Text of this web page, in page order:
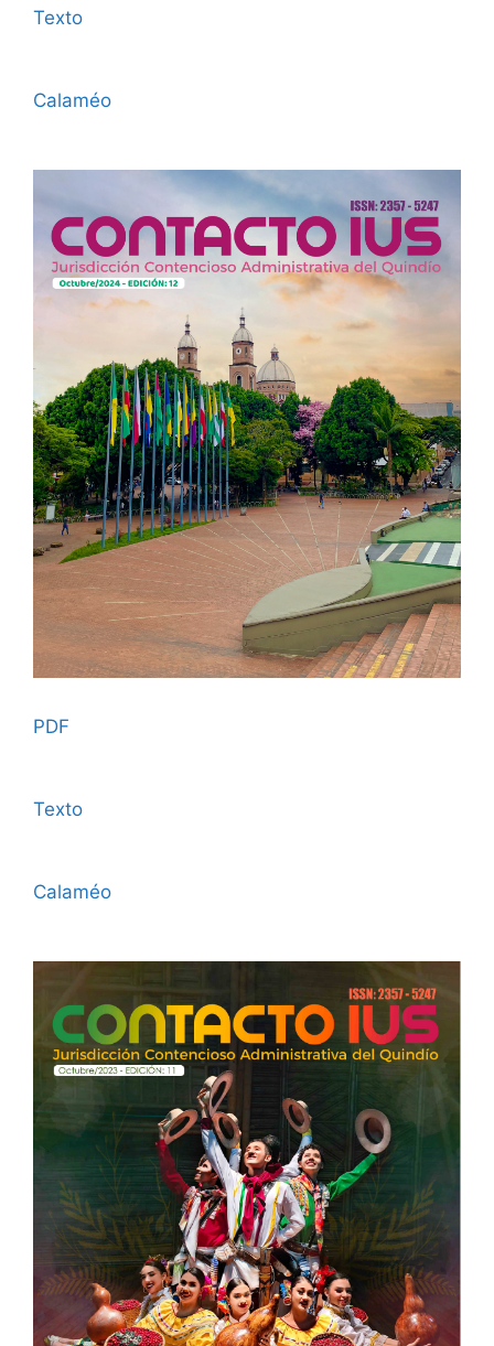
Texto
Calaméo
PDF
Texto
Calaméo